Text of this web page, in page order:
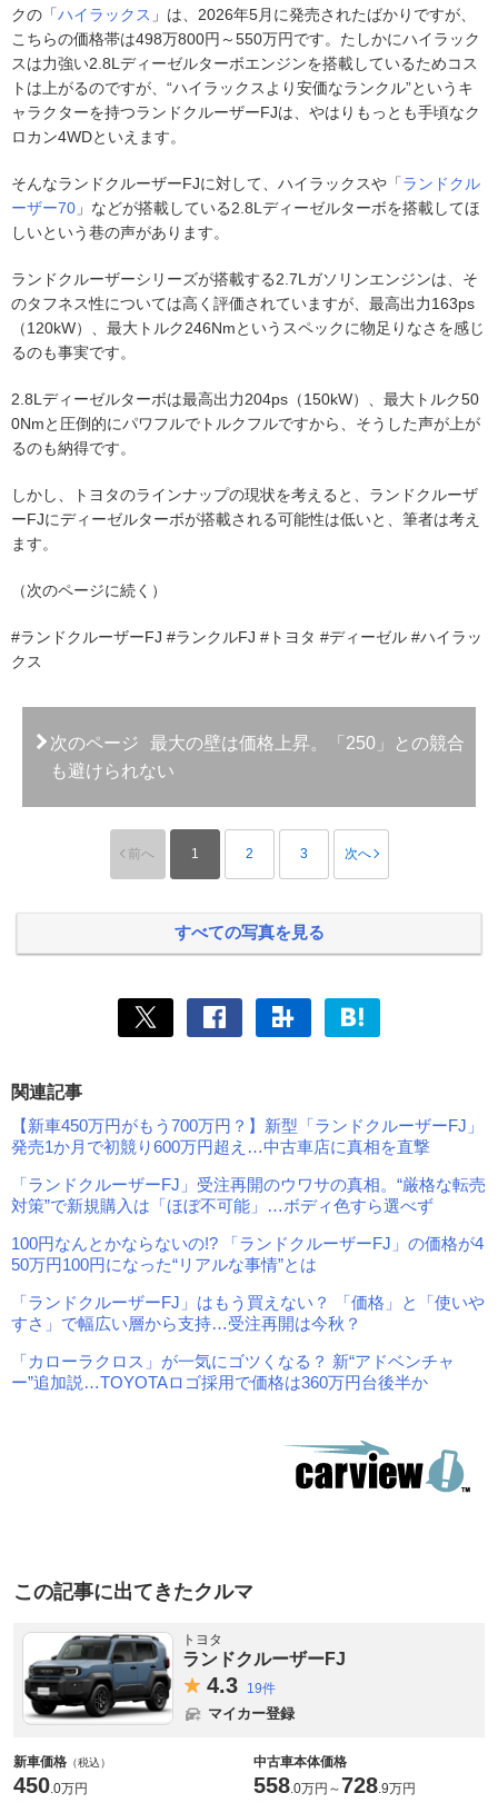
クの「ハイラックス 」は、2026年5月に発売されたばかりですが、
こちらの価格帯は498万800円～550万円です。たしかにハイラック
スは力強い2.8Lディーゼルターボエンジンを搭載しているためコス
トは上がるのですが、“ハイラックスより安価なランクル”というキ
ャラクターを持つランドクルーザーFJは、やはりもっとも手頃なク
ロカン4WDといえます。
そんなランドクルーザーFJに対して、ハイラックスや「ランドクル
ーザー70 」などが搭載している2.8Lディーゼルターボを搭載してほ
しいという巷の声があります。
ランドクルーザーシリーズが搭載する2.7Lガソリンエンジンは、そ
のタフネス性については高く評価されていますが、最高出力163ps
（120kW）、最大トルク246Nmというスペックに物足りなさを感じ
るのも事実です。
2.8Lディーゼルターボは最高出力204ps（150kW）、最大トルク50
0Nmと圧倒的にパワフルでトルクフルですから、そうした声が上が
るのも納得です。
しかし、トヨタのラインナップの現状を考えると、ランドクルーザ
ーFJにディーゼルターボが搭載される可能性は低いと、筆者は考え
ます。
（次のページに続く）
#ランドクルーザーFJ #ランクルFJ #トヨタ #ディーゼル #ハイラッ
クス
次のページ
最大の壁は価格上昇。「250」との競合
も避けられない
前へ 1 2 3 次へ
すべての写真を見る
関連記事
【新車450万円がもう700万円？】新型「ランドクルーザーFJ」
発売1か月で初競り600万円超え…中古車店に真相を直撃
「ランドクルーザーFJ」受注再開のウワサの真相。“厳格な転売
対策”で新規購入は「ほぼ不可能」…ボディ色すら選べず
100円なんとかならないの!? 「ランドクルーザーFJ」の価格が4
50万円100円になった“リアルな事情”とは
「ランドクルーザーFJ」はもう買えない？ 「価格」と「使いや
すさ」で幅広い層から支持…受注再開は今秋？
「カローラクロス」が一気にゴツくなる？ 新“アドベンチャ
ー”追加説…TOYOTAロゴ採用で価格は360万円台後半か
この記事に出てきたクルマ
トヨタ
ランドクルーザーFJ
4.3 19件
マイカー登録
新車価格 （税込）
450 0万円
中古車本体価格
558 0万円 ～728 9万円